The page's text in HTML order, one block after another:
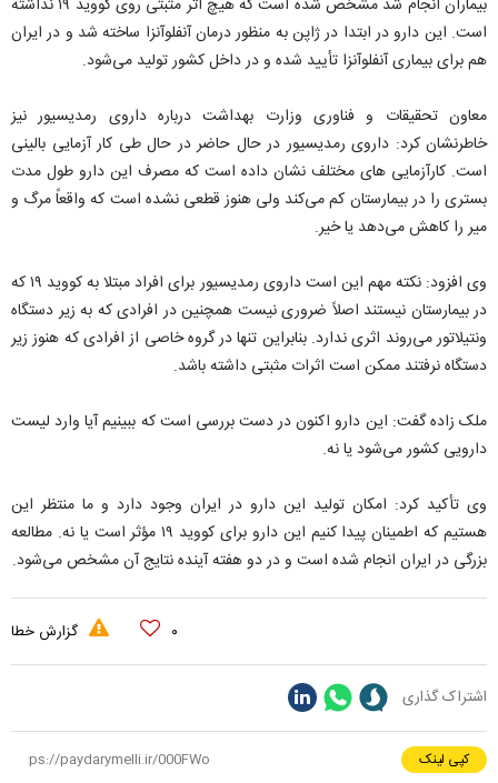
بیماران انجام شد مشخص شده است که هیچ اثر مثبتی روی کووید ۱۹ نداشته
است. این دارو در ابتدا در ژاپن به منظور درمان آنفلوآنزا ساخته شد و در ایران
هم برای بیماری آنفلوآنزا تأیید شده و در داخل کشور تولید می‌شود.
معاون تحقیقات و فناوری وزارت بهداشت درباره داروی رمدیسیور نیز
خاطرنشان کرد: داروی رمدیسیور در حال حاضر در حال طی کار آزمایی بالینی
است. کارآزمایی های مختلف نشان داده است که مصرف این دارو طول مدت
بستری را در بیمارستان کم می‌کند ولی هنوز قطعی نشده است که واقعاً مرگ و
میر را کاهش می‌دهد یا خیر.
وی افزود: نکته مهم این است داروی رمدیسیور برای افراد مبتلا به کووید ۱۹ که
در بیمارستان نیستند اصلاً ضروری نیست همچنین در افرادی که به زیر دستگاه
ونتیلاتور می‌روند اثری ندارد. بنابراین تنها در گروه خاصی از افرادی که هنوز زیر
دستگاه نرفتند ممکن است اثرات مثبتی داشته باشد.
ملک زاده گفت: این دارو اکنون در دست بررسی است که ببینیم آیا وارد لیست
دارویی کشور می‌شود یا نه.
وی تأکید کرد: امکان تولید این دارو در ایران وجود دارد و ما منتظر این
هستیم که اطمینان پیدا کنیم این دارو برای کووید ۱۹ مؤثر است یا نه. مطالعه
بزرگی در ایران انجام شده است و در دو هفته آینده نتایج آن مشخص می‌شود.
۰ گزارش خطا
اشتراک گذاری
کپی لینک